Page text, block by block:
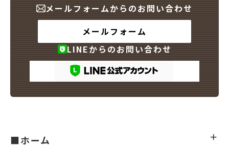
メールフォームからのお問い合わせ
メールフォーム
LINEからのお問い合わせ
■ホーム